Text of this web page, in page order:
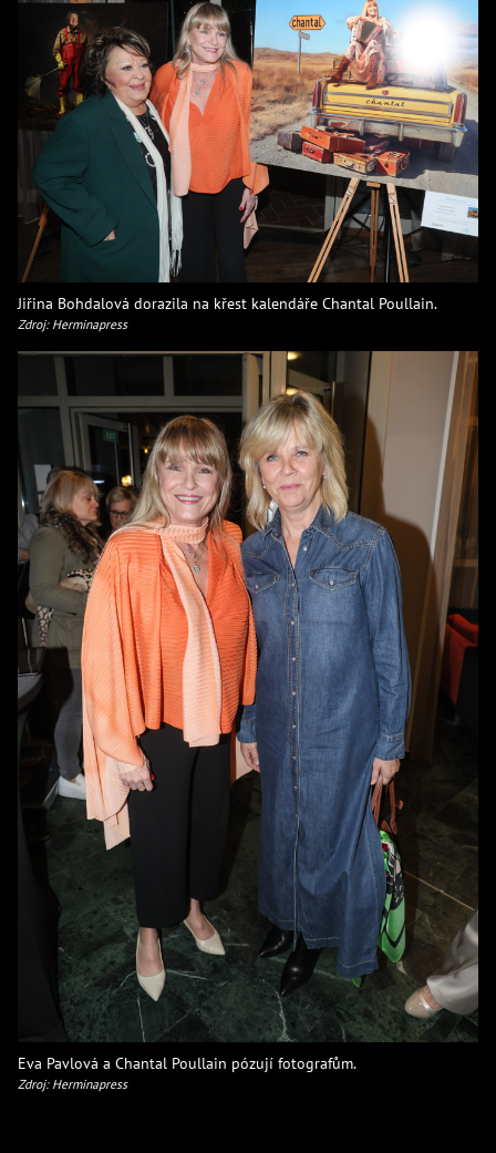
Jiřina Bohdalová dorazila na křest kalendáře Chantal Poullain.
Zdroj: Herminapress
Eva Pavlová a Chantal Poullain pózují fotografům.
Zdroj: Herminapress